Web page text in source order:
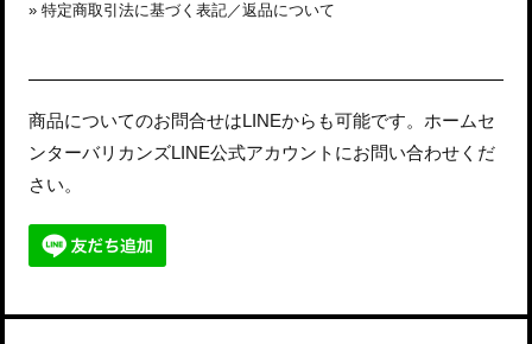
» 特定商取引法に基づく表記／返品について
商品についてのお問合せはLINEからも可能です。ホームセ
ンターバリカンズLINE公式アカウントにお問い合わせくだ
さい。